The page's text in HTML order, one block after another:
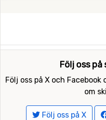
Följ oss på
Följ oss på X och
om
Följ oss på X